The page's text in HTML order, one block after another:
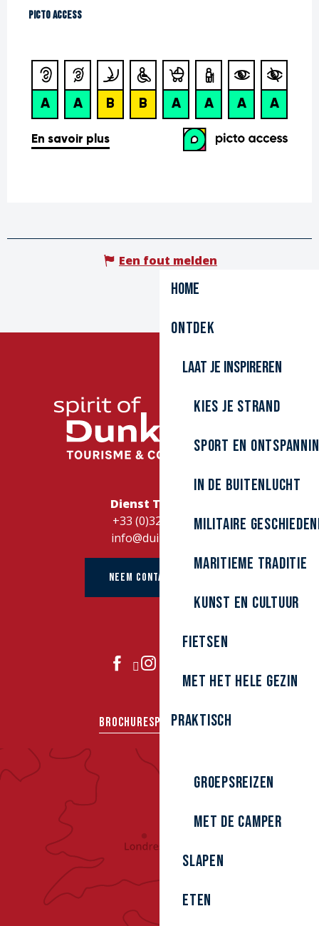
Home
Ontdek
Laat je inspireren
Kies je strand
Sport en
In de buitenlucht
Militaire
Maritieme traditie
kunst en cultuur
Fietsen
Met het hele gezin
Praktisch
Groepsreizen
Met de camper
Slapen
Eten
Picto Access
Picto Access
Een fout melden
Dienst Toerisme
+33 (0)328262728
info@duinkerke.fr
NEEM CONTACT OP MET
BROCHURESPERSGROEPEN